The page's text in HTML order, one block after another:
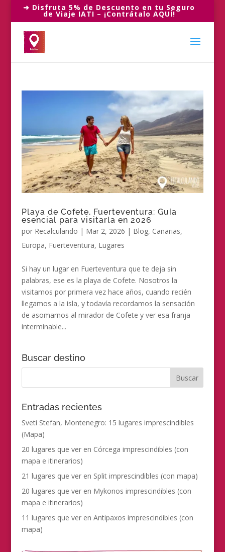
➜ Disfruta 5% de Descuento en tu Seguro
de Viaje IATI – ¡Contrátalo AQUÍ!
Playa de Cofete, Fuerteventura: Guía
esencial para visitarla en 2026
por Recalculando | Mar 2, 2026 | Blog, Canarias,
Europa, Fuerteventura, Lugares
Si hay un lugar en Fuerteventura que te deja sin
palabras, ese es la playa de Cofete. Nosotros la
visitamos por primera vez hace años, cuando recién
llegamos a la isla, y todavía recordamos la sensación
de asomarnos al mirador de Cofete y ver esa franja
interminable...
Buscar destino
Entradas recientes
Sveti Stefan, Montenegro: 15 lugares imprescindibles
(Mapa)
20 lugares que ver en Córcega imprescindibles (con
mapa e itinerarios)
21 lugares que ver en Split imprescindibles (con mapa)
20 lugares que ver en Mykonos imprescindibles (con
mapa e itinerarios)
11 lugares que ver en Antipaxos imprescindibles (con
mapa)